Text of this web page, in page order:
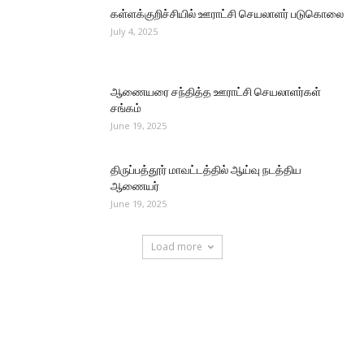
கள்ளக்குறிச்சியில் ஊராட்சி செயலாளர் படுகொலை
July 4, 2025
ஆணையரை சந்தித்த ஊராட்சி செயலாளர்கள்
சங்கம்
June 19, 2025
திருப்பத்தூர் மாவட்டத்தில் ஆய்வு நடத்திய
ஆணையர்
June 19, 2025
Load more